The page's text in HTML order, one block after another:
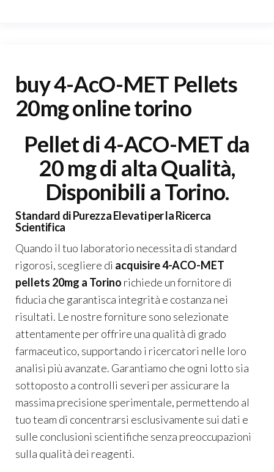
buy 4-AcO-MET Pellets
20mg online torino
Pellet di 4-ACO-MET da
20 mg di alta Qualità,
Disponibili a Torino.
Standard di Purezza Elevati per la Ricerca
Scientifica
Quando il tuo laboratorio necessita di standard
rigorosi, scegliere di acquisire 4-ACO-MET
pellets 20mg a Torino richiede un fornitore di
fiducia che garantisca integrità e costanza nei
risultati. Le nostre forniture sono selezionate
attentamente per offrire una qualità di grado
farmaceutico, supportando i ricercatori nelle loro
analisi più avanzate. Garantiamo che ogni lotto sia
sottoposto a controlli severi per assicurare la
massima precisione sperimentale, permettendo al
tuo team di concentrarsi esclusivamente sui dati e
sulle conclusioni scientifiche senza preoccupazioni
sulla qualità dei reagenti.